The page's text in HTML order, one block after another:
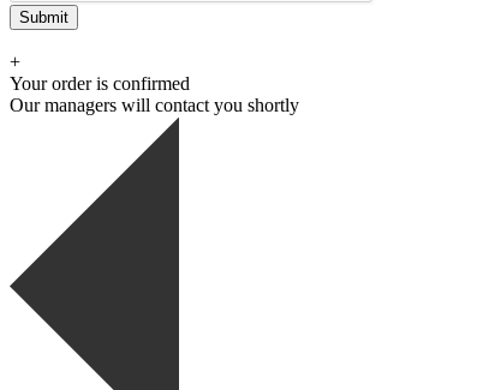
Submit
+
Your order is confirmed
Our managers will contact you shortly